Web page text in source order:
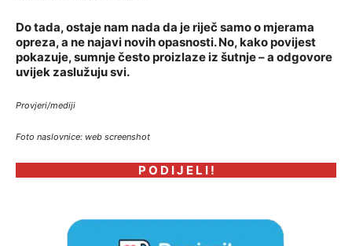
Do tada, ostaje nam nada da je riječ samo o mjerama
opreza, a ne najavi novih opasnosti. No, kako povijest
pokazuje, sumnje često proizlaze iz šutnje – a odgovore
uvijek zaslužuju svi.
Provjeri/mediji
Foto naslovnice: web screenshot
P O D I J E L I !